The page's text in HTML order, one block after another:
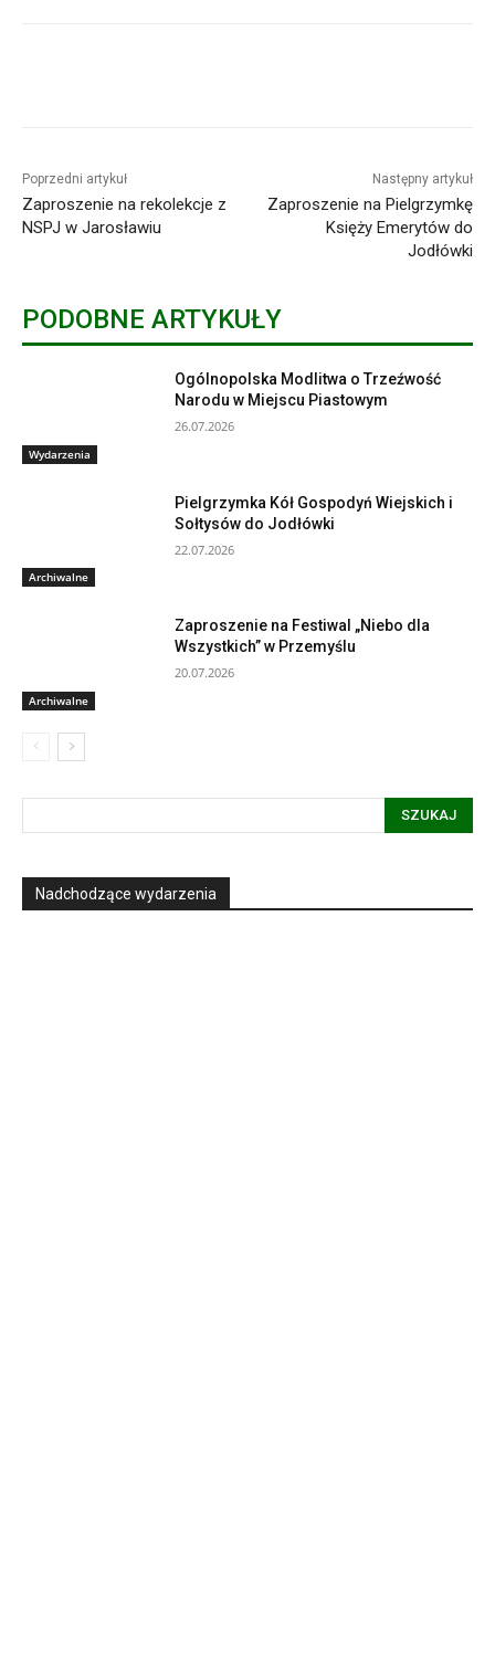
Poprzedni artykuł
Zaproszenie na rekolekcje z
NSPJ w Jarosławiu
Następny artykuł
Zaproszenie na Pielgrzymkę
Księży Emerytów do
Jodłówki
PODOBNE ARTYKUŁY
Wydarzenia
Ogólnopolska Modlitwa o Trzeźwość
Narodu w Miejscu Piastowym
26.07.2026
Archiwalne
Pielgrzymka Kół Gospodyń Wiejskich i
Sołtysów do Jodłówki
22.07.2026
Archiwalne
Zaproszenie na Festiwal „Niebo dla
Wszystkich” w Przemyślu
20.07.2026
SZUKAJ
Nadchodzące wydarzenia